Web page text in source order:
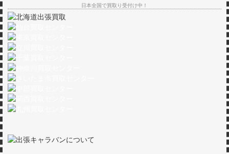
日本全国で買取り受付け中！